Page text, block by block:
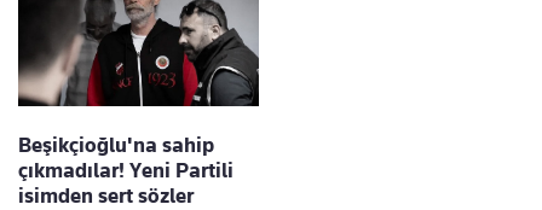
Beşikçioğlu'na sahip
çıkmadılar! Yeni Partili
isimden sert sözler